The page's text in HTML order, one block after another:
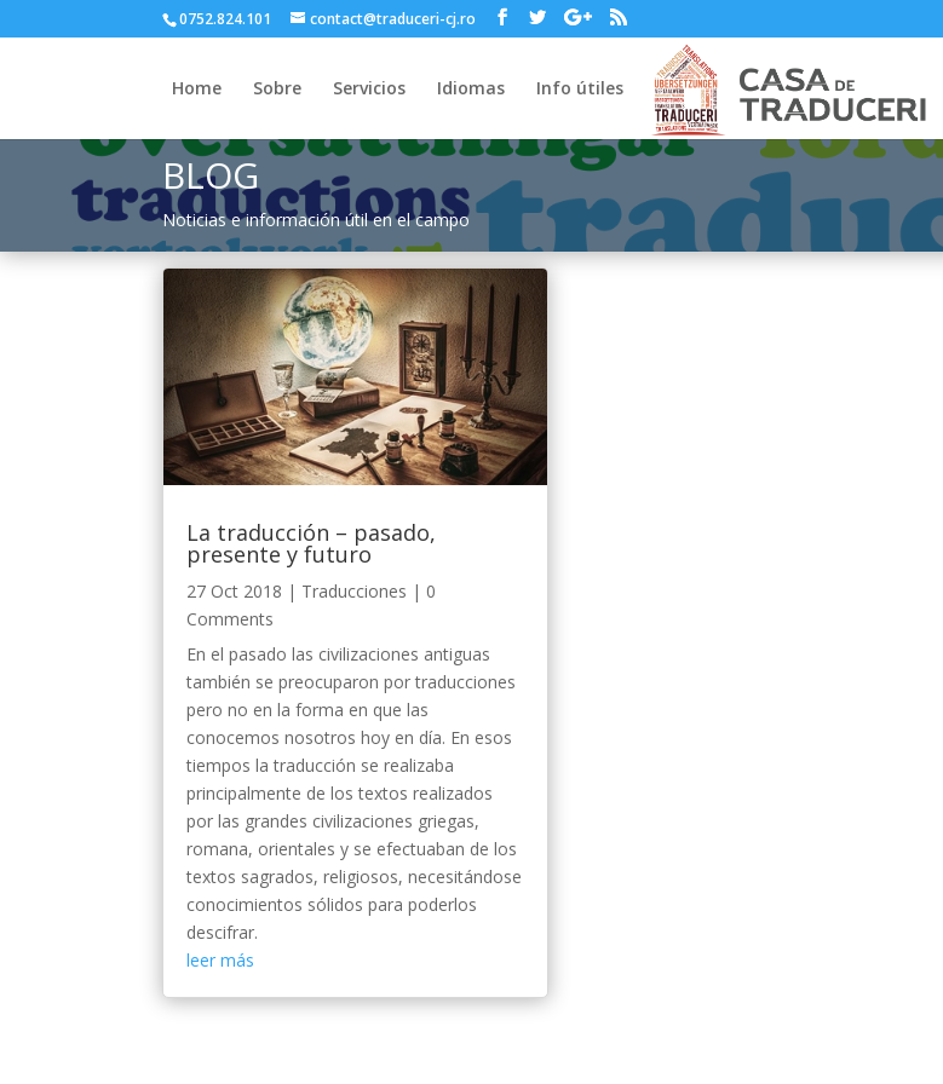
0752.824.101 contact@traduceri-cj.ro
Home Sobre Servicios Idiomas Info útiles
BLOG
Noticias e información útil en el campo
La traducción – pasado,
presente y futuro
27 Oct 2018 | Traducciones | 0
Comments
En el pasado las civilizaciones antiguas
también se preocuparon por traducciones
pero no en la forma en que las
conocemos nosotros hoy en día. En esos
tiempos la traducción se realizaba
principalmente de los textos realizados
por las grandes civilizaciones griegas,
romana, orientales y se efectuaban de los
textos sagrados, religiosos, necesitándose
conocimientos sólidos para poderlos
descifrar.
leer más